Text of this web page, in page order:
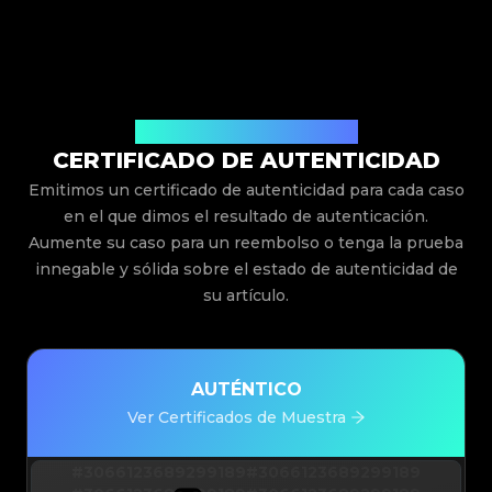
CERTIFICADO DE AUTENTICIDAD
Emitimos un certificado de autenticidad para cada caso
en el que dimos el resultado de autenticación.
Aumente su caso para un reembolso o tenga la prueba
innegable y sólida sobre el estado de autenticidad de
su artículo.
AUTÉNTICO
Ver Certificados de Muestra